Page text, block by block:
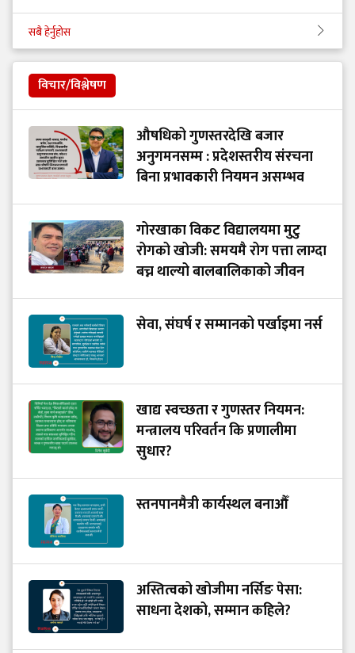
सबै हेर्नुहोस
विचार/विश्लेषण
औषधिको गुणस्तरदेखि बजार
अनुगमनसम्म : प्रदेशस्तरीय संरचना
बिना प्रभावकारी नियमन असम्भव
गोरखाका विकट विद्यालयमा मुटु
रोगको खोजी: समयमै रोग पत्ता लाग्दा
बच्न थाल्यो बालबालिकाको जीवन
सेवा, संघर्ष र सम्मानको पर्खाइमा नर्स
खाद्य स्वच्छता र गुणस्तर नियमन:
मन्त्रालय परिवर्तन कि प्रणालीमा
सुधार?
स्तनपानमैत्री कार्यस्थल बनाऔँ
अस्तित्वको खोजीमा नर्सिङ पेसा:
साधना देशको, सम्मान कहिले?